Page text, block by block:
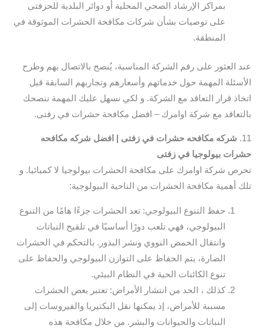
بمراكز الإرشاد الصحي المحلية أو دوائر البلدية للحزفتى
على توصيات بشأن شركات مكافحة الحشرات الموثوقة في
المنطقة.
عند العثور على رقم الشركة المناسبة، يُنصح بالاتصال بهم وطرح
الأسئلة المهمة حول خدماتهم وأسعارهم وتجاربهم السابقة قبل
اتخاذ قرار التعاقد مع الشركة. و لكي نسهل عليك المهمة ننصحك
بالتعاقد مع شركة اوامرك – افضل مكافحة حشرات في زفتى.
11.
شركه مكافحه حشرات في زفتى | افضل شركه مكافحه
حشرات بيولوجيا في زفتى
تحرص شركة اوامرك على مكافحة الحشرات بيولوجيا لا كميائيا. و
تلك أهمية مكافحة الحشرات من الناحية البيولوجية:
حفظ التنوع البيولوجي: تعد الحشرات جزءًا هامًا من التنوع
البيولوجي، فهي تلعب دورًا أساسيًا في تلقيح النباتات
وانتقال الحمض النووي ونشر البذور. بالتحكم في الحشرات
الضارة، يتم الحفاظ على التوازن البيولوجي والحفاظ على
تنوع الكائنات الحية في النظام البيئي.
كذلك ، الحد من انتشار الأمراض: تعتبر بعض الحشرات
مسببة للأمراض، إذ يمكنها نقل البكتيريا والفيروسات إلى
النباتات والحيوانات والبشر. من خلال مكافحة هذه